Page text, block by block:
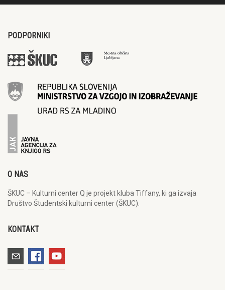
PODPORNIKI
O NAS
ŠKUC – Kulturni center Q je projekt kluba Tiffany, ki ga izvaja
Društvo Študentski kulturni center (ŠKUC).
KONTAKT